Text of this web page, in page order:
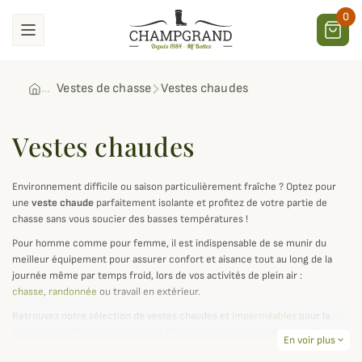
0
Vestes de chasse Vestes chaudes
Vestes chaudes
Environnement difficile ou saison particulièrement fraîche ? Optez pour
une veste chaude parfaitement isolante et profitez de votre partie de
chasse sans vous soucier des basses températures !
Pour homme comme pour femme, il est indispensable de se munir du
meilleur équipement pour assurer confort et aisance tout au long de la
journée même par temps froid, lors de vos activités de plein air :
chasse, randonnée ou travail en extérieur.
Retrouvez notre sélection de vestes chaudes et imperméables pour la
rudes. Ces manteaux type polaire, doudoune ou encore parkas vous assure
En voir plus expand_more